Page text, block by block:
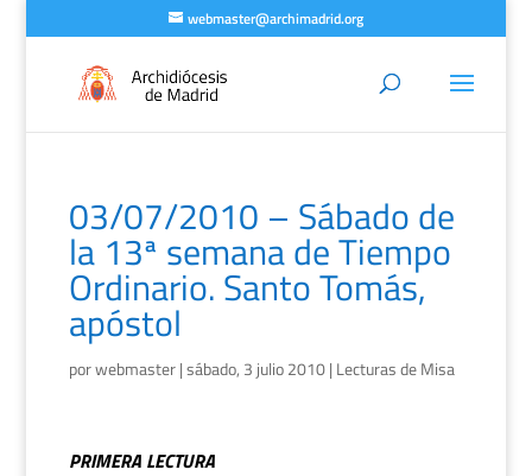
webmaster@archimadrid.org
03/07/2010 – Sábado de
la 13ª semana de Tiempo
Ordinario. Santo Tomás,
apóstol
porwebmaster|sábado, 3 julio 2010| Lecturas de Misa
PRIMERA LECTURA